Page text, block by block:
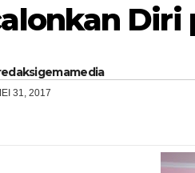
Diri
31, 2017